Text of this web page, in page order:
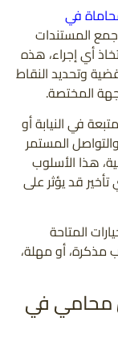
في
المستندات
أي إجراء، هذه
وتحديد النقاط
المختصة.
في النيابة أو
المستمر
هذا الأسلوب
قد يؤثر على
المتاحة
مذكرة، أو مهلة،
محامي في